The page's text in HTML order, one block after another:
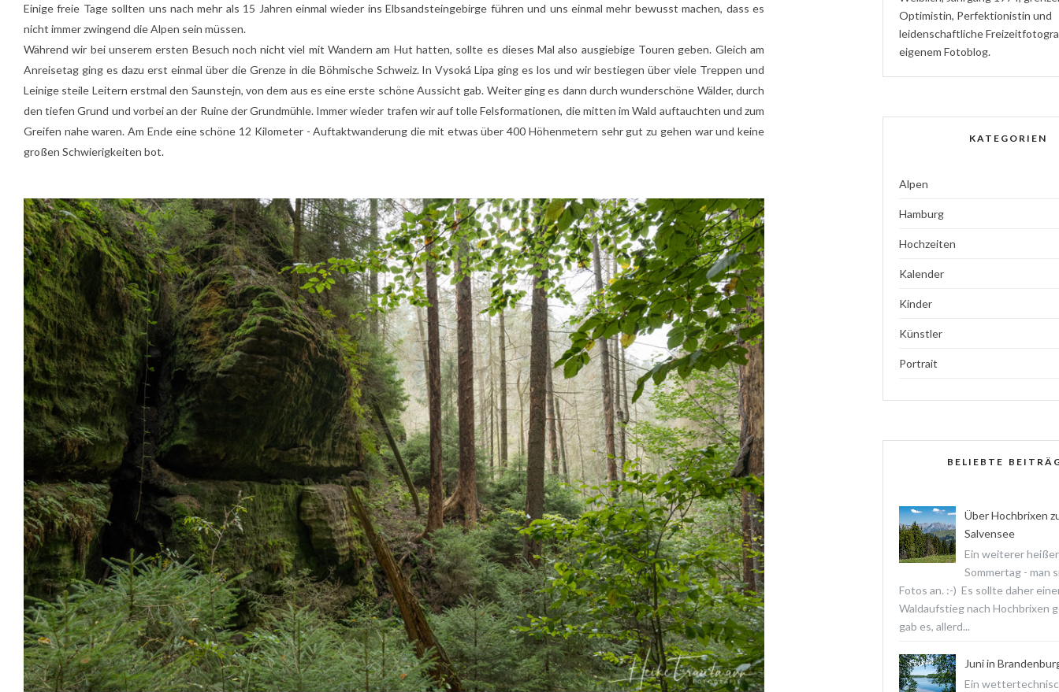
Einige freie Tage sollten uns nach mehr als 15 Jahren einmal wieder ins Elbsandsteingebirge führen und uns einmal mehr bewusst machen, dass es
nicht immer zwingend die Alpen sein müssen.
Während wir bei unserem ersten Besuch noch nicht viel mit Wandern am Hut hatten, sollte es dieses Mal also ausgiebige Touren geben. Gleich am
Anreisetag ging es dazu erst einmal über die Grenze in die Böhmische Schweiz. In Vysoká Lipa ging es los und wir bestiegen über viele Treppen und
Leinige steile Leitern erstmal den Saunstejn, von dem aus es eine erste schöne Aussicht gab. Weiter ging es dann durch wunderschöne Wälder, durch
den tiefen Grund und vorbei an der Ruine der Grundmühle. Immer wieder trafen wir auf tolle Felsformationen, die mitten im Wald auftauchten und zum
Greifen nahe waren. Am Ende eine schöne 12 Kilometer - Auftaktwanderung die mit etwas über 400 Höhenmetern sehr gut zu gehen war und keine
großen Schwierigkeiten bot.
Optimistin, Perfektionistin und
leidenschaftliche
eigenem Fotoblog.
KATEGORIEN
Alpen
Hamburg
Hochzeiten
Kalender
Kinder
Künstler
Portrait
BELIEBTE
Über Hochbrixen
Salvensee
Ein weiterer heißer
Sommertag - man
Fotos an. :-) Es sollte daher
Waldaufstieg nach Hochbrixen
gab es, allerd...
Juni in
Ein